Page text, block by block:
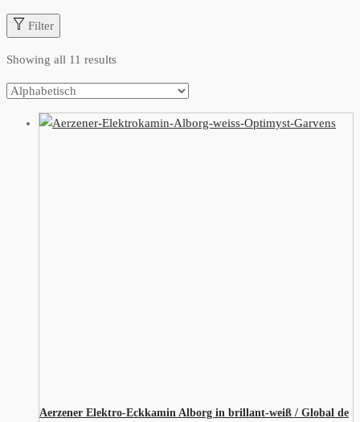
Filter
Showing all 11 results
Aerzener Elektro-Eckkamin Alborg in brillant-weiß / Global de